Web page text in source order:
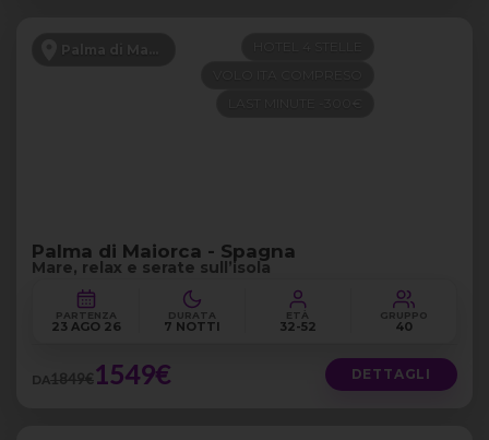
Palma di Maiorca
Palma di Maiorca - Spagna
Mare, relax e serate sull’isola
PARTENZA
23 AGO 26
DURATA
7 NOTTI
ETÀ
32-52
GRUPPO
40
DA1849€1549€ DETTAGLI